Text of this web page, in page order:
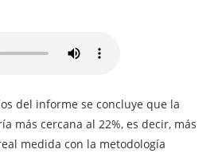
del informe se concluye que la
más cercana al 22%, es decir, más
medida con la metodología